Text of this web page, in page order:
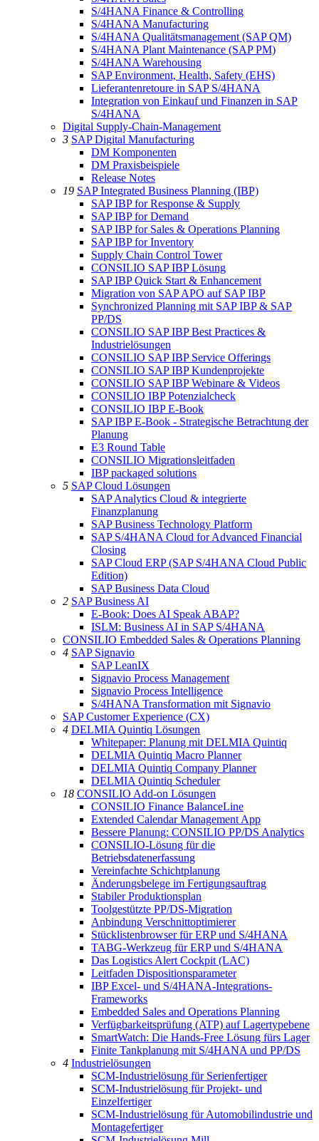
S/4HANA Finance & Controlling
S/4HANA Manufacturing
S/4HANA Qualitätsmanagement (SAP QM)
S/4HANA Plant Maintenance (SAP PM)
S/4HANA Warehousing
SAP Environment, Health, Safety (EHS)
Lieferantenretoure in SAP S/4HANA
Integration von Einkauf und Finanzen in SAP
S/4HANA
Digital Supply-Chain-Management
3 SAP Digital Manufacturing
DM Komponenten
DM Praxisbeispiele
Release Notes
19 SAP Integrated Business Planning (IBP)
SAP IBP for Response & Supply
SAP IBP for Demand
SAP IBP for Sales & Operations Planning
SAP IBP for Inventory
Supply Chain Control Tower
CONSILIO SAP IBP Lösung
SAP IBP Quick Start & Enhancement
Migration von SAP APO auf SAP IBP
Synchronized Planning mit SAP IBP & SAP
PP/DS
CONSILIO SAP IBP Best Practices &
Industrielösungen
CONSILIO SAP IBP Service Offerings
CONSILIO SAP IBP Kundenprojekte
CONSILIO SAP IBP Webinare & Videos
CONSILIO IBP Potenzialcheck
CONSILIO IBP E-Book
SAP IBP E-Book - Strategische Betrachtung der
Planung
E3 Round Table
CONSILIO Migrationsleitfaden
IBP packaged solutions
5 SAP Cloud Lösungen
SAP Analytics Cloud & integrierte
Finanzplanung
SAP Business Technology Platform
SAP S/4HANA Cloud for Advanced Financial
Closing
SAP Cloud ERP (SAP S/4HANA Cloud Public
Edition)
SAP Business Data Cloud
2 SAP Business AI
E-Book: Does AI Speak ABAP?
ISLM: Business AI in SAP S/4HANA
CONSILIO Embedded Sales & Operations Planning
4 SAP Signavio
SAP LeanIX
Signavio Process Management
Signavio Process Intelligence
S/4HANA Transformation mit Signavio
SAP Customer Experience (CX)
4 DELMIA Quintiq Lösungen
Whitepaper: Planung mit DELMIA Quintiq
DELMIA Quintiq Macro Planner
DELMIA Quintiq Company Planner
DELMIA Quintiq Scheduler
18 CONSILIO Add-on Lösungen
CONSILIO Finance BalanceLine
Extended Calendar Management App
Bessere Planung: CONSILIO PP/DS Analytics
CONSILIO-Lösung für die
Betriebsdatenerfassung
Vereinfachte Schichtplanung
Änderungsbelege im Fertigungsauftrag
Stabiler Produktionsplan
Toolgestützte PP/DS-Migration
Anbindung Verschnittoptimierer
Stücklistenbrowser für ERP und S/4HANA
TABG-Werkzeug für ERP und S/4HANA
Das Logistics Alert Cockpit (LAC)
Leitfaden Dispositionsparameter
IBP Excel- und S/4HANA-Integrations-
Frameworks
Embedded Sales and Operations Planning
Verfügbarkeitsprüfung (ATP) auf Lagertypebene
SmartWatch: Die Hands-Free Lösung fürs Lager
Finite Tankplanung mit S/4HANA und PP/DS
4 Industrielösungen
SCM-Industrielösung für Serienfertiger
SCM-Industrielösung für Projekt- und
Einzelfertiger
SCM-Industrielösung für Automobilindustrie und
Montagefertiger